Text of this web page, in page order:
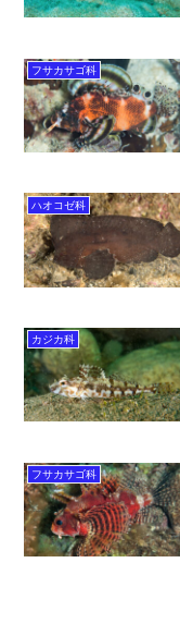
フサカサゴ科
ハオコゼ科
カジカ科
フサカサゴ科